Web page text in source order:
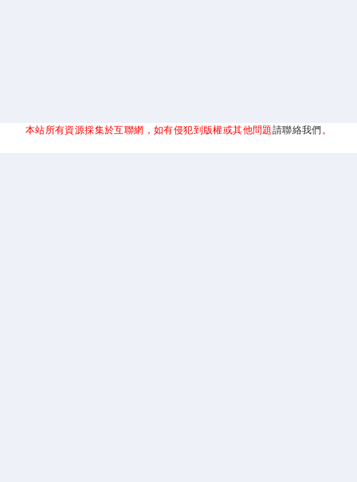
本站所有資源採集於互聯網，如有侵犯到版權或其他問題請聯絡我們 。